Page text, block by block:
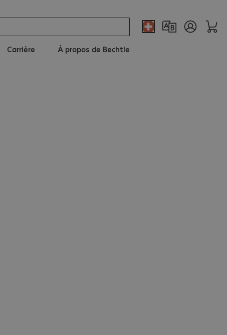
Carrière À propos de Bechtle